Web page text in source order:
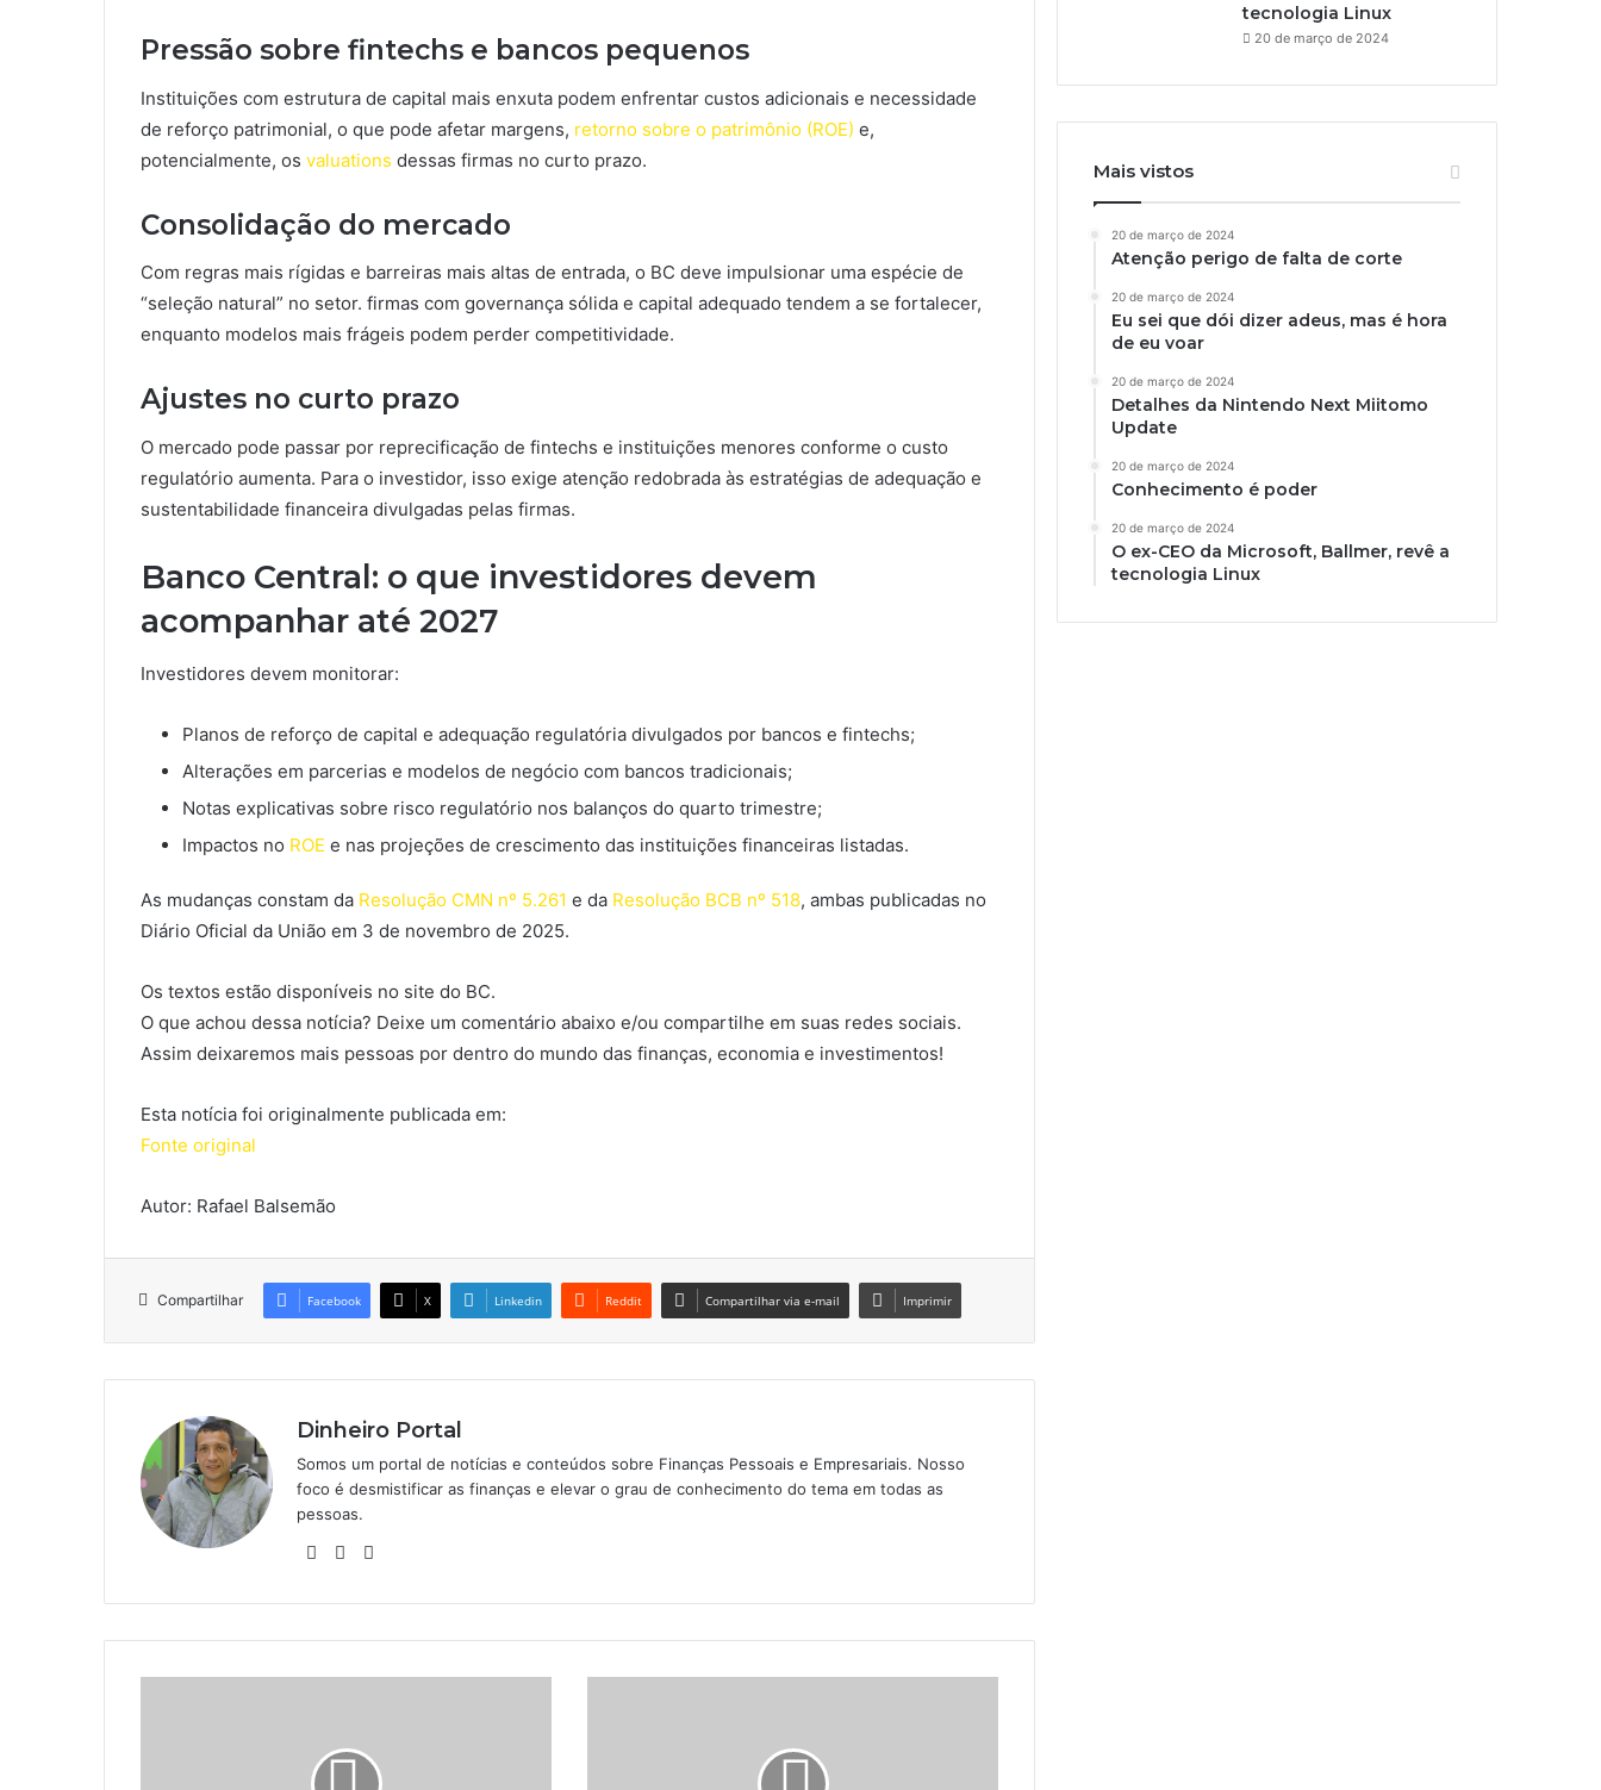
Pressão sobre fintechs e bancos pequenos
Instituições com estrutura de capital mais enxuta podem enfrentar custos adicionais e necessidade
de reforço patrimonial, o que pode afetar margens, retorno sobre o patrimônio (ROE) e,
potencialmente, os valuations dessas firmas no curto prazo.
Consolidação do mercado
Com regras mais rígidas e barreiras mais altas de entrada, o BC deve impulsionar uma espécie de
“seleção natural” no setor. firmas com governança sólida e capital adequado tendem a se fortalecer,
enquanto modelos mais frágeis podem perder competitividade.
Ajustes no curto prazo
O mercado pode passar por reprecificação de fintechs e instituições menores conforme o custo
regulatório aumenta. Para o investidor, isso exige atenção redobrada às estratégias de adequação e
sustentabilidade financeira divulgadas pelas firmas.
Banco Central: o que investidores devem
acompanhar até 2027
Investidores devem monitorar:
Planos de reforço de capital e adequação regulatória divulgados por bancos e fintechs;
Alterações em parcerias e modelos de negócio com bancos tradicionais;
Notas explicativas sobre risco regulatório nos balanços do quarto trimestre;
Impactos no ROE e nas projeções de crescimento das instituições financeiras listadas.
As mudanças constam da Resolução CMN nº 5.261 e da Resolução BCB nº 518, ambas publicadas no
Diário Oficial da União em 3 de novembro de 2025.
Os textos estão disponíveis no site do BC.
O que achou dessa notícia? Deixe um comentário abaixo e/ou compartilhe em suas redes sociais.
Assim deixaremos mais pessoas por dentro do mundo das finanças, economia e investimentos!
Esta notícia foi originalmente publicada em:
Fonte original
Autor: Rafael Balsemão
Compartilhar Facebook X Linkedin Reddit Compartilhar via e-mail Imprimir
Dinheiro Portal
Somos um portal de notícias e conteúdos sobre Finanças Pessoais e Empresariais. Nosso
foco é desmistificar as finanças e elevar o grau de conhecimento do tema em todas as
pessoas.
WebsiteLinkedin
tecnologia Linux
20 de março de 2024
Mais vistos
20 de março de 2024
Atenção perigo de falta de corte
20 de março de 2024
Eu sei que dói dizer adeus, mas é hora
de eu voar
20 de março de 2024
Detalhes da Nintendo Next Miitomo
Update
20 de março de 2024
Conhecimento é poder
20 de março de 2024
O ex-CEO da Microsoft, Ballmer, revê a
tecnologia Linux